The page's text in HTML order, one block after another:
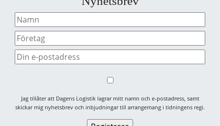
Jag tillåter att Dagens Logistik lagrar mitt namn och e-postadress, samt
skickar mig nyhetsbrev och inbjudningar till arrangemang i tidningens regi.